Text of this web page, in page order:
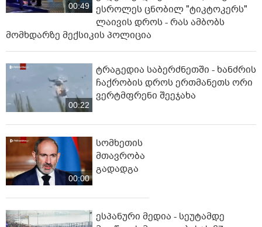
00:49
ესროლეს ცნობილ "ტიკტოკერს"
ლაივის დროს - რას ამბობს
მომხდარზე მექსიკის პოლიცია
00:22
ტრაგედია საბერძნეთში - ხანძრის
ჩაქრობის დროს ერთმანეთს ორი
ვერტმფრენი შეეჯახა
00:00
სომხეთის
მთავრობა
გადადგა
ესპანური მედია - სეუტამდე